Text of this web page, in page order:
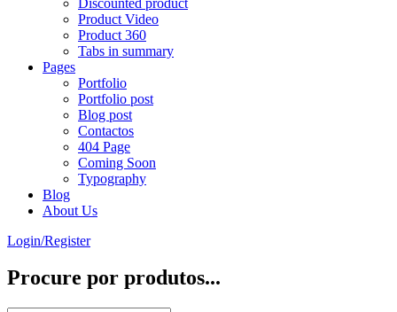
Product Video
Product 360
Tabs in summary
Pages
Portfolio
Portfolio post
Blog post
Contactos
404 Page
Coming Soon
Typography
Blog
About Us
Login/Register
Procure por produtos...